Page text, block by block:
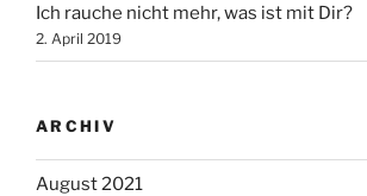
Ich rauche nicht mehr, was ist mit Dir?
2. April 2019
ARCHIV
August 2021